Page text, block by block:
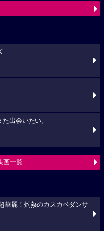
出会いたい。
画一覧
華麗！灼熱のカスカベダンサ